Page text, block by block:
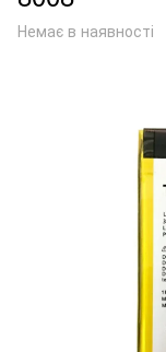
Немає в наявності